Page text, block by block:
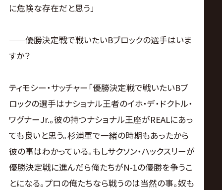
に危険な存在だと思う」
——優勝決定戦で戦いたいBブロックの選手はいま
すか？
ティモシー・サッチャー「優勝決定戦で戦いたいBブ
ロックの選手はナショナル王者のイホ・デ・ドクトル・
ワグナーJr.。彼の持つナショナル王座がREALにあっ
ても良いと思う。杉浦軍で一緒の時期もあったから
彼の事はわかっている。もしサクソン・ハックスリーが
優勝決定戦に進んだら俺たちがN-1の優勝を争うこ
とになる。プロの俺たちなら戦うのは当然の事。奴も